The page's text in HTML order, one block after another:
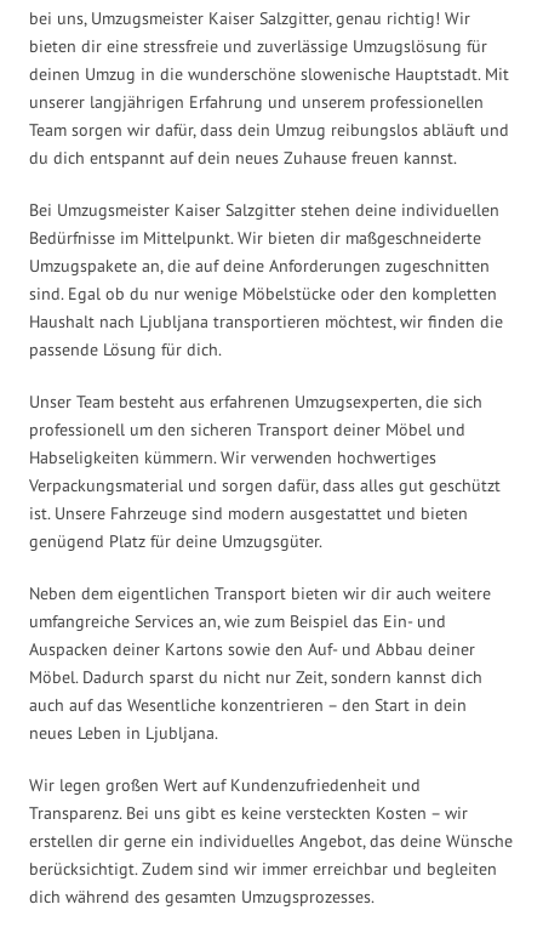
bei uns, Umzugsmeister Kaiser Salzgitter, genau richtig! Wir
bieten dir eine stressfreie und zuverlässige Umzugslösung für
deinen Umzug in die wunderschöne slowenische Hauptstadt. Mit
unserer langjährigen Erfahrung und unserem professionellen
Team sorgen wir dafür, dass dein Umzug reibungslos abläuft und
du dich entspannt auf dein neues Zuhause freuen kannst.
Bei Umzugsmeister Kaiser Salzgitter stehen deine individuellen
Bedürfnisse im Mittelpunkt. Wir bieten dir maßgeschneiderte
Umzugspakete an, die auf deine Anforderungen zugeschnitten
sind. Egal ob du nur wenige Möbelstücke oder den kompletten
Haushalt nach Ljubljana transportieren möchtest, wir finden die
passende Lösung für dich.
Unser Team besteht aus erfahrenen Umzugsexperten, die sich
professionell um den sicheren Transport deiner Möbel und
Habseligkeiten kümmern. Wir verwenden hochwertiges
Verpackungsmaterial und sorgen dafür, dass alles gut geschützt
ist. Unsere Fahrzeuge sind modern ausgestattet und bieten
genügend Platz für deine Umzugsgüter.
Neben dem eigentlichen Transport bieten wir dir auch weitere
umfangreiche Services an, wie zum Beispiel das Ein- und
Auspacken deiner Kartons sowie den Auf- und Abbau deiner
Möbel. Dadurch sparst du nicht nur Zeit, sondern kannst dich
auch auf das Wesentliche konzentrieren – den Start in dein
neues Leben in Ljubljana.
Wir legen großen Wert auf Kundenzufriedenheit und
Transparenz. Bei uns gibt es keine versteckten Kosten – wir
erstellen dir gerne ein individuelles Angebot, das deine Wünsche
berücksichtigt. Zudem sind wir immer erreichbar und begleiten
dich während des gesamten Umzugsprozesses.